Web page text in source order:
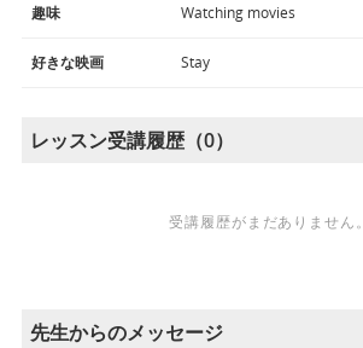
趣味 Watching movies
好きな映画 Stay
レッスン受講履歴（0）
受講履歴がまだありません。
先生からのメッセージ